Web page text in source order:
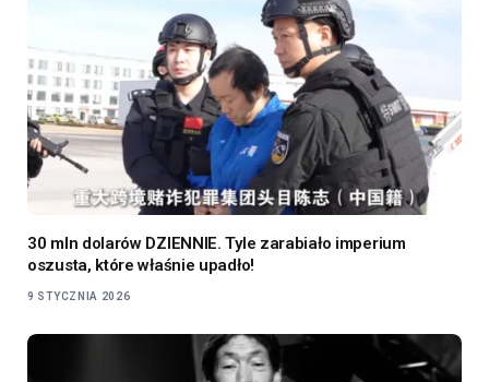
30 mln dolarów DZIENNIE. Tyle zarabiało imperium
oszusta, które właśnie upadło!
9 STYCZNIA 2026